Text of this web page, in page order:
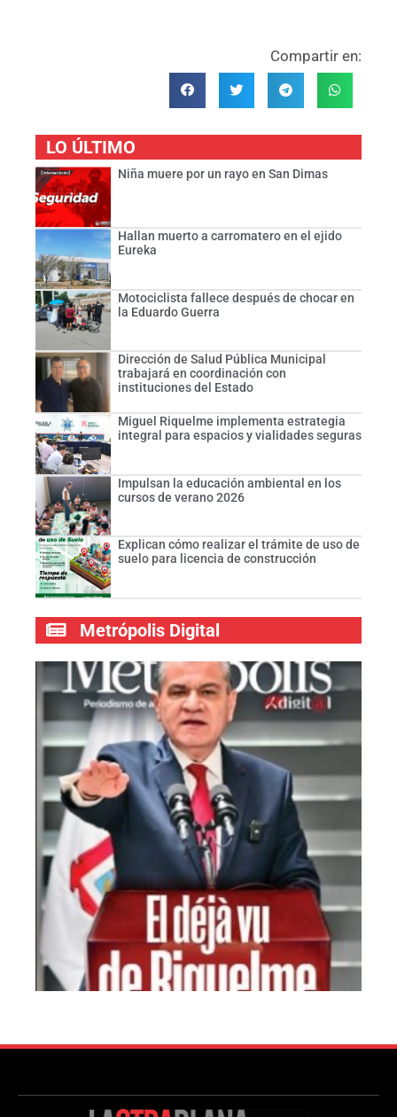
Compartir en:
LO ÚLTIMO
Niña muere por un rayo en San Dimas
Hallan muerto a carromatero en el ejido
Eureka
Motociclista fallece después de chocar en
la Eduardo Guerra
Dirección de Salud Pública Municipal
trabajará en coordinación con
instituciones del Estado
Miguel Riquelme implementa estrategia
integral para espacios y vialidades seguras
Impulsan la educación ambiental en los
cursos de verano 2026
Explican cómo realizar el trámite de uso de
suelo para licencia de construcción
Metrópolis Digital